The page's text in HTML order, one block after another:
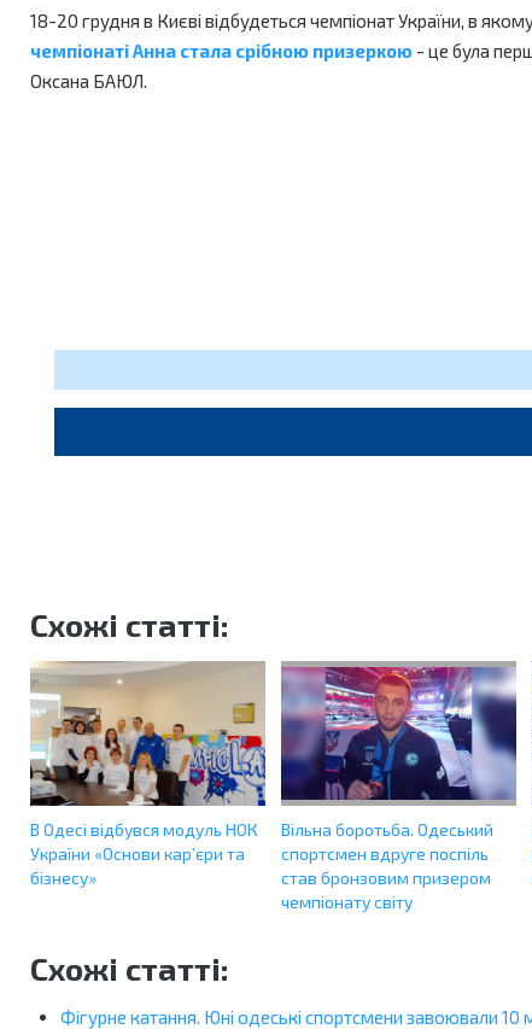
18-20 грудня в Києві відбудеться чемпіонат України, в
чемпіонаті Анна стала срібною призеркою - це була
Оксана БАЮЛ.
Схожі статті:
В Одесі відбувся модуль НОК
України «Основи кар’єри та
бізнесу»
Вільна боротьба. Одеський
спортсмен вдруге поспіль
став бронзовим призером
чемпіонату світу
Схожі статті:
Фігурне катання. Юні одеські спортсмени завоювали 10